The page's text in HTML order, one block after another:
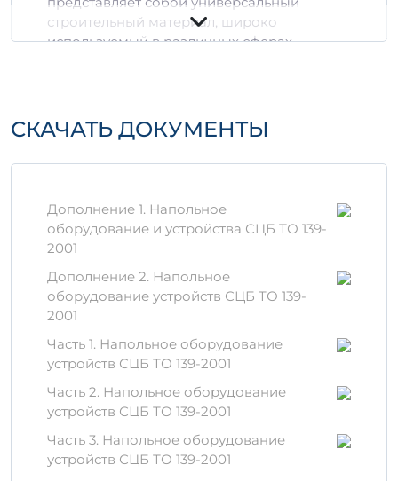
строительный материал, широко
используемый в различных сферах
отвечает всем требованиям действующих
нормативов.
Объем: 0,12 м
Прочность на сжатие: до 50 МПа
Класс бетона: B30
Морозостойкость: F300
Водонепроницаемость: W10
Материалы для
производства
Железобетонное изделие ИЖ 12-5-2*
изготавливается с использованием
высококачественного бетона и
арматурной стали, что обеспечивает его
долговечность и стойкость к внешним
СКАЧАТЬ ДОКУМЕНТЫ
Дополнение 1. Напольное
оборудование и устройства СЦБ ТО 139-
2001
Дополнение 2. Напольное
оборудование устройств СЦБ ТО 139-
2001
Часть 1. Напольное оборудование
устройств СЦБ ТО 139-2001
Часть 2. Напольное оборудование
устройств СЦБ ТО 139-2001
Часть 3. Напольное оборудование
устройств СЦБ ТО 139-2001